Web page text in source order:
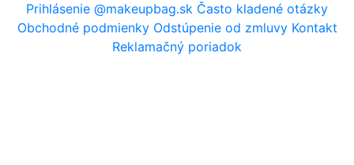
Prihlásenie @makeupbag.sk Často kladené otázky
Obchodné podmienky Odstúpenie od zmluvy Kontakt
Reklamačný poriadok